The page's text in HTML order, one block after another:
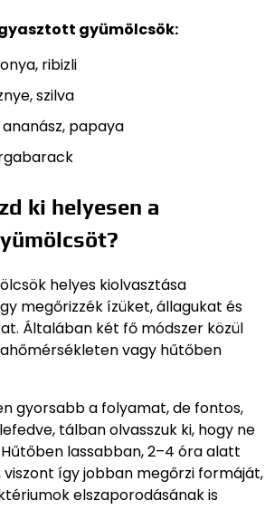
gyümölcsök:
ribizli
szilva
papaya
ki helyesen a
helyes kiolvasztása
megőrizzék ízüket, állagukat és
Általában két fő módszer közül
vagy hűtőben
gyorsabb a folyamat, de fontos,
tálban olvasszuk ki, hogy ne
lassabban, 2–4 óra alatt
viszont így jobban megőrzi formáját,
elszaporodásának is